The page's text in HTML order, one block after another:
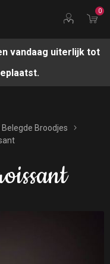
0
vandaag uiterlijk tot
Broodjes